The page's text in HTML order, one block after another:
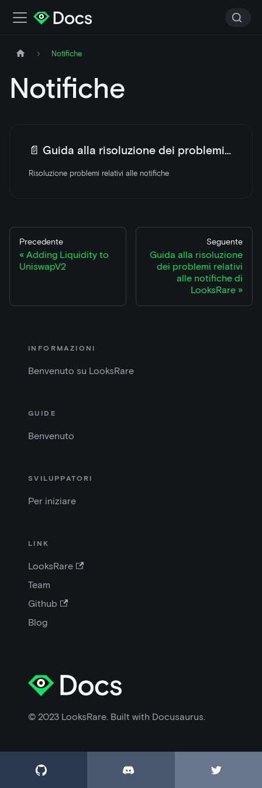
Notifiche
Notifiche
📄️ Guida alla risoluzione dei problemi relativi alle notifiche di LooksRare
Risoluzione problemi relativi alle notifiche
Precedente
Adding Liquidity to
UniswapV2
Seguente
Guida alla risoluzione
dei problemi relativi
alle notifiche di
LooksRare
INFORMAZIONI
Benvenuto su LooksRare
GUIDE
Benvenuto
SVILUPPATORI
Per iniziare
LINK
LooksRare
Team
Github
Blog
© 2023 LooksRare. Built with Docusaurus.
  